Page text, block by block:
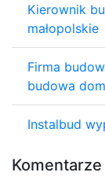
Kierownik
małopolskie
Firma
budowa
Instalbud
Komentarze